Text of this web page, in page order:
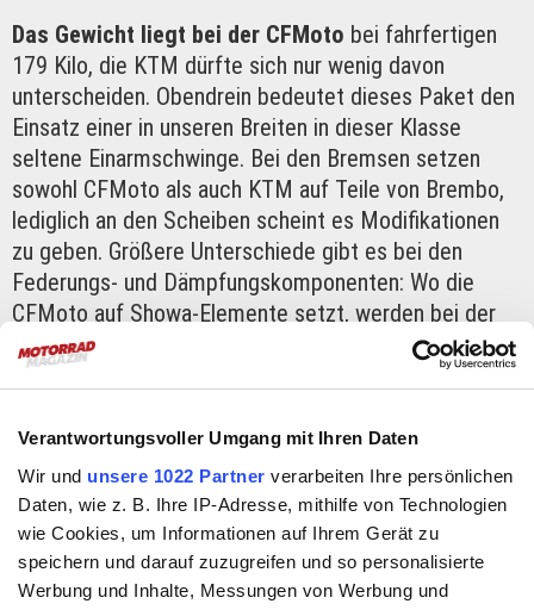
Verantwortungsvoller Umgang mit Ihren Daten
Wir und unsere 1022 Partner verarbeiten Ihre persönlichen
Daten, wie z. B. Ihre IP-Adresse, mithilfe von Technologien
wie Cookies, um Informationen auf Ihrem Gerät zu
speichern und darauf zuzugreifen und so personalisierte
Werbung und Inhalte, Messungen von Werbung und
Das Gewicht liegt bei der CFMoto bei fahrfertigen
179 Kilo, die KTM dürfte sich nur wenig davon
unterscheiden. Obendrein bedeutet dieses Paket den
Einsatz einer in unseren Breiten in dieser Klasse
seltene Einarmschwinge. Bei den Bremsen setzen
sowohl CFMoto als auch KTM auf Teile von Brembo,
lediglich an den Scheiben scheint es Modifikationen
zu geben. Größere Unterschiede gibt es bei den
Federungs- und Dämpfungskomponenten: Wo die
CFMoto auf Showa-Elemente setzt, werden bei der
Österreicherin WP-Teile zum Einsatz kommen.
Entsprechend wird das Fahrwerk auch eine eigene
Motorelektronik.
Auch beim Stylingsetzen die Mattighofener auf
eigene, markentypische Zutaten: Die
Hauptverkleidung wird völlig neu gestaltet und lehnt
sich an die 990 RC R an, ebenso nimmt die